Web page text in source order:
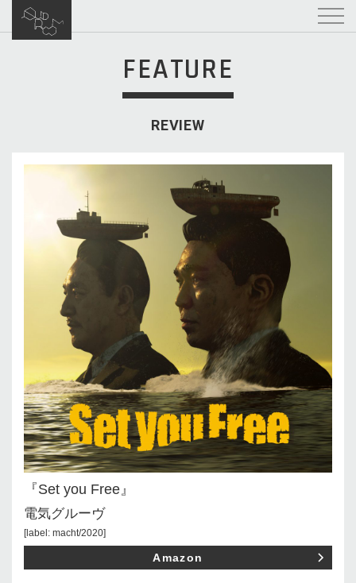
FEATURE
REVIEW
『Set you Free』
電気グルーヴ
[label: macht/2020]
Amazon